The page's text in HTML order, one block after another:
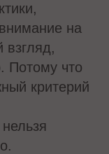
на
взгляд,
Потому что
критерий